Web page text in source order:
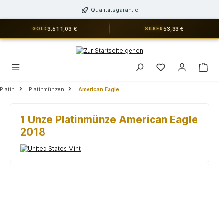
Qualitätsgarantie
GOLD 3.611,03 € SILBER 53,33 €
Du hast 0
Platin Platinmünzen American Eagle
1 Unze Platinmünze American Eagle
2018